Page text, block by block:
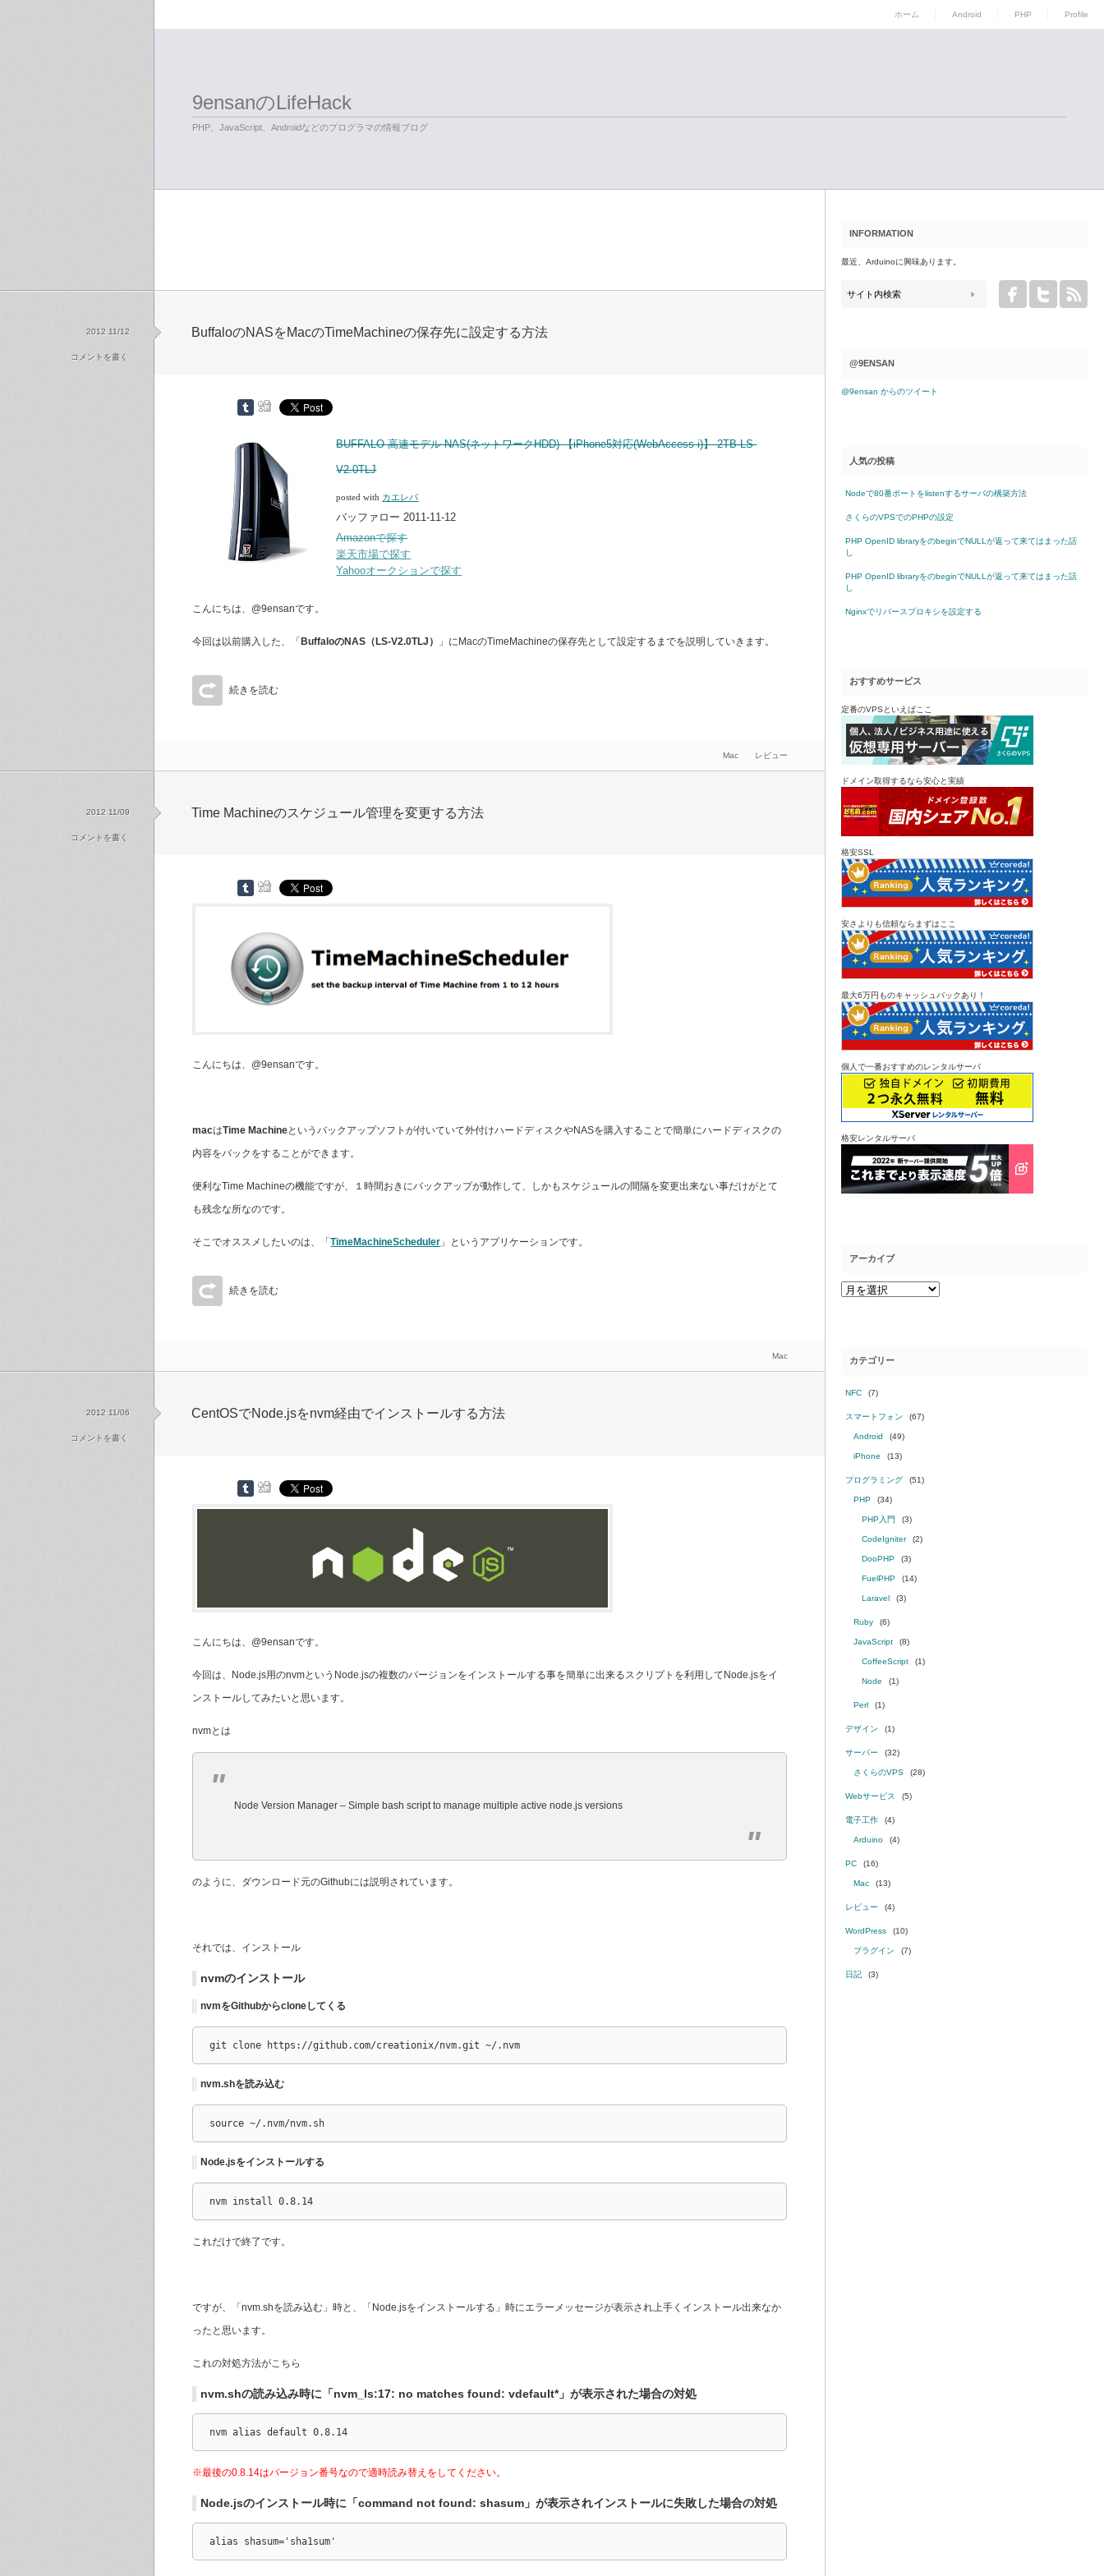
ホーム Android PHP Profile
9ensanのLifeHack
PHP、JavaScript、Androidなどのプログラマの情報ブログ
BuffaloのNASをMacのTimeMachineの保存先に設定する方法
BUFFALO 高速モデル NAS(ネットワークHDD) 【iPhone5対応(WebAccess i)】 2TB LS-
V2.0TLJ
posted with カエレバ
バッファロー 2011-11-12
Amazonで探す
楽天市場で探す
Yahooオークションで探す
こんにちは、@9ensanです。
今回は以前購入した、「 BuffaloのNAS（LS-V2.0TLJ） 」にMacのTimeMachineの保存先として設定するまでを説明していきます。
続きを読む
Mac レビュー
2012 11/12
コメントを書く
Time Machineのスケジュール管理を変更する方法
こんにちは、@9ensanです。
macはTime Machineというバックアップソフトが付いていて外付けハードディスクやNASを購入することで簡単にハードディスクの
内容をバックをすることができます。
便利なTime Machineの機能ですが、１時間おきにバックアップが動作して、しかもスケジュールの間隔を変更出来ない事だけがとて
も残念な所なのです。
そこでオススメしたいのは、「TimeMachineScheduler 」というアプリケーションです。
続きを読む
Mac
2012 11/09
コメントを書く
CentOSでNode.jsをnvm経由でインストールする方法
こんにちは、@9ensanです。
今回は、Node.js用のnvmというNode.jsの複数のバージョンをインストールする事を簡単に出来るスクリプトを利用してNode.jsをイ
ンストールしてみたいと思います。
nvmとは
Node Version Manager – Simple bash script to manage multiple active node.js versions
のように、ダウンロード元のGithubには説明されています。
それでは、インストール
nvmのインストール
nvmをGithubからcloneしてくる
git clone https://github.com/creationix/nvm.git ~/.nvm
nvm.shを読み込む
source ~/.nvm/nvm.sh
Node.jsをインストールする
nvm install 0.8.14
これだけで終了です。
ですが、「nvm.shを読み込む」時と、「Node.jsをインストールする」時にエラーメッセージが表示され上手くインストール出来なか
ったと思います。
これの対処方法がこちら
nvm.shの読み込み時に「nvm_ls:17: no matches found: vdefault*」が表示された場合の対処
nvm alias default 0.8.14
※最後の0.8.14はバージョン番号なので適時読み替えをしてください。
Node.jsのインストール時に「command not found: shasum」が表示されインストールに失敗した場合の対処
alias shasum='sha1sum'
2012 11/06
コメントを書く
INFORMATION
最近、Arduinoに興味あります。
@9ENSAN
@9ensan からのツイート
人気の投稿
Nodeで80番ポートをlistenするサーバの構築方法
さくらのVPSでのPHPの設定
PHP OpenID libraryをのbeginでNULLが返って来てはまった話
し
PHP OpenID libraryをのbeginでNULLが返って来てはまった話
し
Nginxでリバースプロキシを設定する
おすすめサービス
定番のVPSといえばここ
ドメイン取得するなら安心と実績
格安SSL
安さよりも信頼ならまずはここ
最大6万円ものキャッシュバックあり！
個人で一番おすすめのレンタルサーバ
格安レンタルサーバ
アーカイブ
カテゴリー
NFC (7)
スマートフォン (67)
Android (49)
iPhone (13)
プログラミング (51)
PHP (34)
PHP入門 (3)
CodeIgniter (2)
DooPHP (3)
FuelPHP (14)
Laravel (3)
Ruby (6)
JavaScript (8)
CoffeeScript (1)
Node (1)
Perl (1)
デザイン (1)
サーバー (32)
さくらのVPS (28)
Webサービス (5)
電子工作 (4)
Arduino (4)
PC (16)
Mac (13)
レビュー (4)
WordPress (10)
プラグイン (7)
日記 (3)